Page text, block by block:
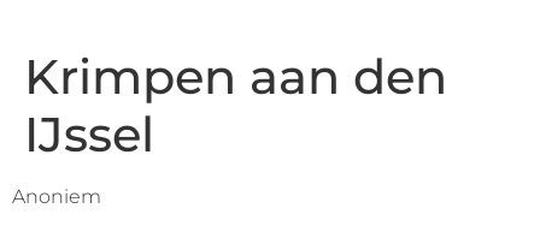
Krimpen aan den
IJssel
Anoniem